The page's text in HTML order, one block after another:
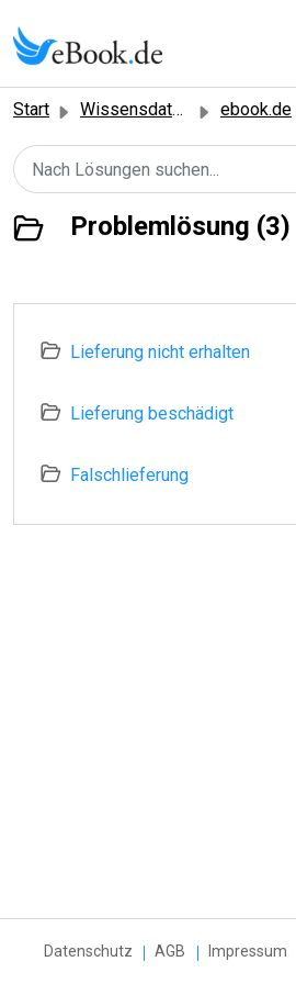
Start Wissensdatenbank ebook.de
Problemlösung (3)
Lieferung nicht erhalten
Lieferung beschädigt
Falschlieferung
Datenschutz AGB Impressum